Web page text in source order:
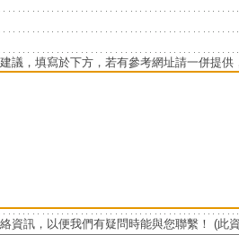
議，填寫於下方，若有參考網址請一併提供
資訊，以便我們有疑問時能與您聯繫！ (此